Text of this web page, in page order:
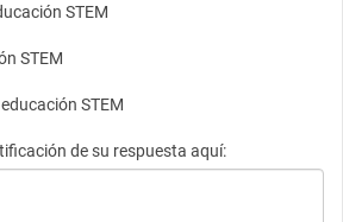
STEM
STEM​
STEM​
de su respuesta aquí: